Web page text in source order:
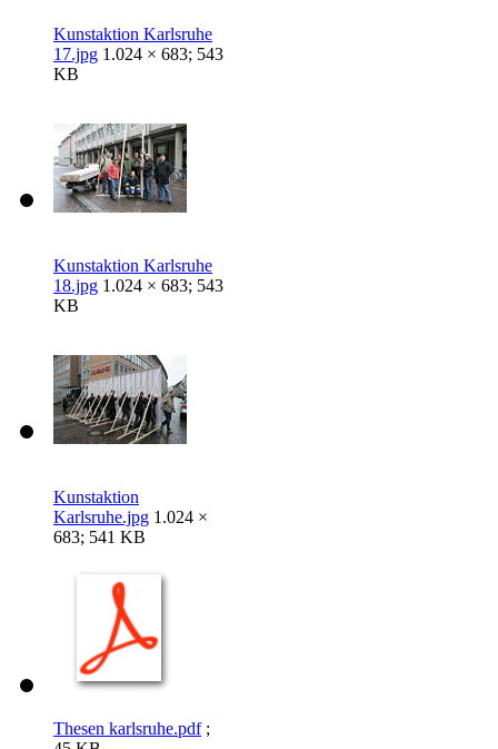
Kunstaktion Karlsruhe
17.jpg 1.024 × 683; 543
KB
Kunstaktion Karlsruhe
18.jpg 1.024 × 683; 543
KB
Kunstaktion
Karlsruhe.jpg 1.024 ×
683; 541 KB
Thesen karlsruhe.pdf;